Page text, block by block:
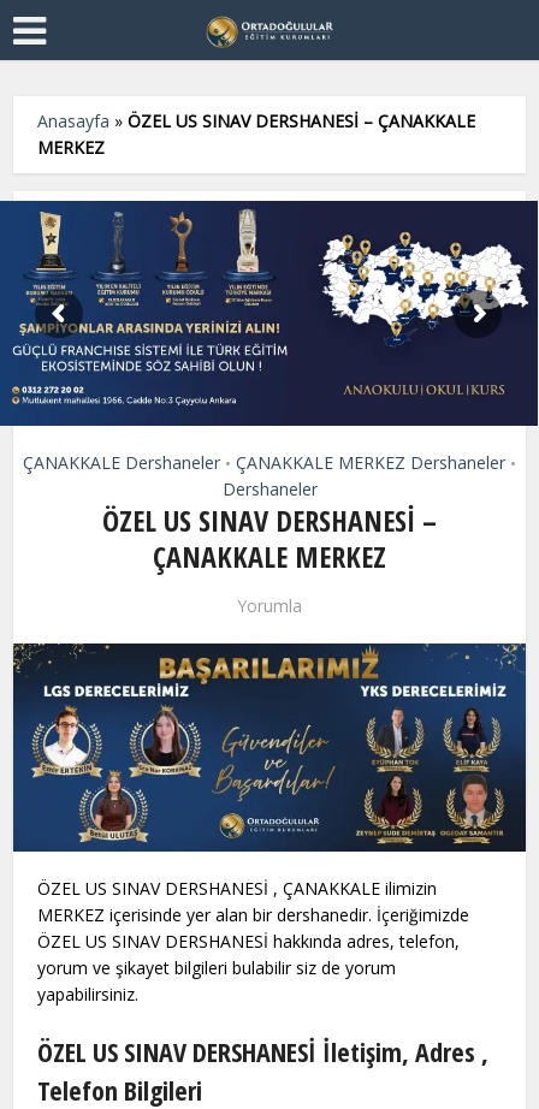
Anasayfa »ÖZEL US SINAV DERSHANESİ – ÇANAKKALE
MERKEZ
ÇANAKKALE Dershaneler • ÇANAKKALE MERKEZ Dershaneler •
Dershaneler
ÖZEL US SINAV DERSHANESİ –
ÇANAKKALE MERKEZ
Yorumla
ÖZEL US SINAV DERSHANESİ , ÇANAKKALE ilimizin
MERKEZ içerisinde yer alan bir dershanedir. İçeriğimizde
ÖZEL US SINAV DERSHANESİ hakkında adres, telefon,
yorum ve şikayet bilgileri bulabilir siz de yorum
yapabilirsiniz.
ÖZEL US SINAV DERSHANESİ İletişim, Adres ,
Telefon Bilgileri